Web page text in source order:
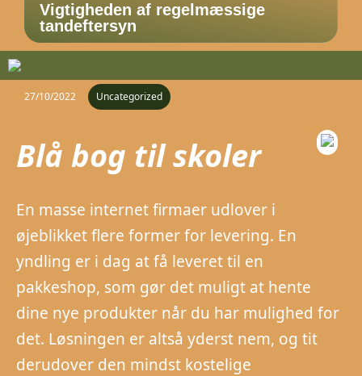
Vigtigheden af regelmæssige
tandeftersyn
27/10/2022 Uncategorized
Blå bog til skoler
En masse internet firmaer udlover i
øjeblikket flere former for levering. En
yndling er i dag at få leveret til en
pakkeshop, som gør det muligt at hente
dine nye produkter når du har mulighed for
det. Løsningen er altså yderst nem, og tit
derudover den mindst kostelige